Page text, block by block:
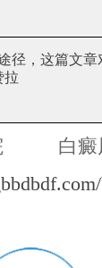
径 ，这篇文
拉
白